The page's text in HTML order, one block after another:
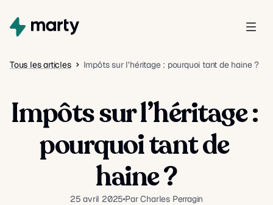
Tous les articles Impôts sur l’héritage : pourquoi tant de haine ?
Impôts sur l’héritage :
pourquoi tant de
haine ?
25 avril 2025 Par Charles Perragin